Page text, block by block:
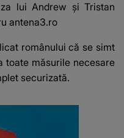
lui Andrew și Tristan
antena3.ro
românului că se simt
toate măsurile necesare
securizată.